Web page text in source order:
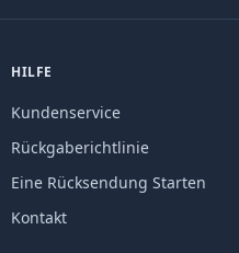
HILFE
Kundenservice
Rückgaberichtlinie
Eine Rücksendung Starten
Kontakt